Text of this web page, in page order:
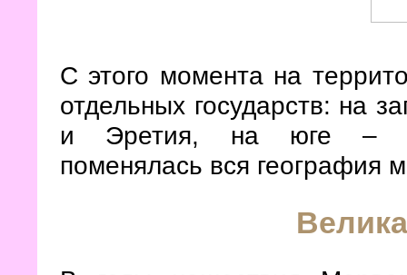
С этого момента на
отдельных государств: на
и Эретия, на юге
поменялась вся география